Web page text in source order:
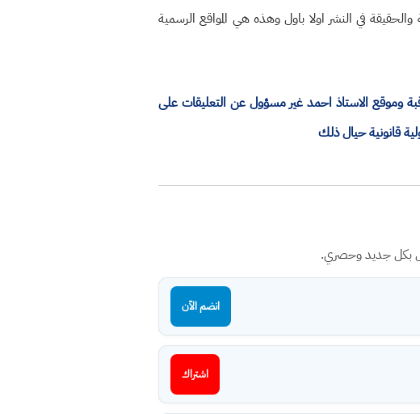
في النشر اولا باول وهذه هي المواقع الرسمية
وموقع الاستاذ احمد غير مسؤول عن التعليقات على
قانونية حيال ذلك
بكل جديد وحصري.
انضم الآن
اشتراك